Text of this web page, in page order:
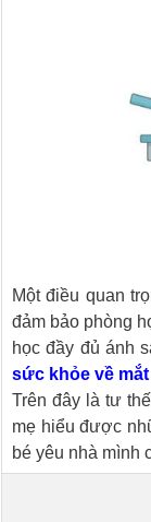
Một điều quan
đảm bảo phòng
học đầy đủ ánh
sức khỏe về mắt
Trên đây là tư
mẹ hiểu được
bé yêu nhà mình